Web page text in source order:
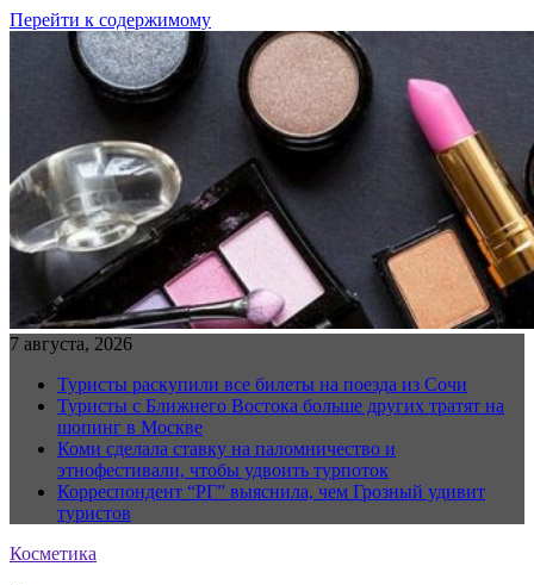
Перейти к содержимому
7 августа, 2026
Туристы раскупили все билеты на поезда из Сочи
Туристы с Ближнего Востока больше других тратят на
шопинг в Москве
Коми сделала ставку на паломничество и
этнофестивали, чтобы удвоить турпоток
Корреспондент “РГ” выяснила, чем Грозный удивит
туристов
Косметика